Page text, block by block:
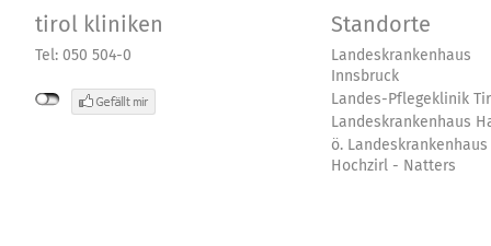
tirol kliniken
Tel: 050 504-0
Standorte
Landeskrankenhaus
Innsbruck
Landes-Pflegeklinik
Landeskrankenhaus
ö. Landeskrankenhaus
Hochzirl - Natters